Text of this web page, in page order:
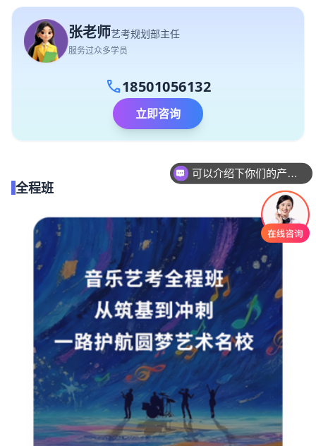
张老师艺考规划部主任
服务过众多学员
call18501056132
立即咨询
全程班
可以介绍下你们的产品么
你们是怎么收费的呢